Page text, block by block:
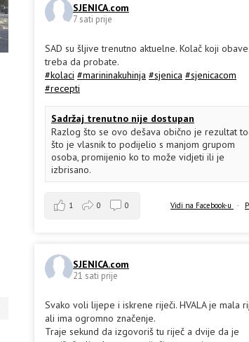
SJENICA.com
7 sati prije
SAD su šljive trenutno aktuelne. Kolač koji
treba da probate.
#kolaci #marininakuhinja #sjenica #sjenicacom
#recepti
Sadržaj trenutno nije dostupan
Razlog što se ovo dešava obično je rezultat
što je vlasnik to podijelio s manjom grupom
osoba, promijenio ko to može vidjeti ili je
izbrisano.
Vidi na Facebook-u ·
1 0 0
SJENICA.com
21 sati prije
Svako voli lijepe i iskrene riječi. HVALA je mala
ali ima ogromno značenje.
Traje sekund da izgovoriš tu riječ a dvije da je